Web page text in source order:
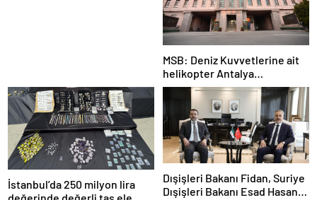
MSB: Deniz Kuvvetlerine ait
helikopter Antalya
açıklarında acil iniş yaptı
İstanbul’da 250 milyon lira
değerinde değerli taş ele
Dışişleri Bakanı Fidan, Suriye
Dışişleri Bakanı Esad Hasan